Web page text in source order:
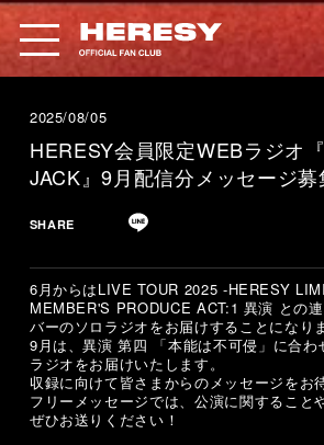
2025/08/05
HERESY会員限定WEBラジオ
JACK』9月配信分メッセージ募
SHARE
6月からはLIVE TOUR 2025 -HERESY
MEMBER'S PRODUCE ACT:1 異演 との連
バーのソロラジオをお届けすることになり
9月は、異演 第四 「本能は不可侵」に合わ
ラジオをお届けいたします。
収録に向けて皆さまからのメッセージをお
フリーメッセージでは、公演に関すること
ぜひお送りください！